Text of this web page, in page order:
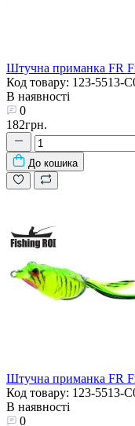
Штучна приманка FR
Код товару: 123-5513-
В наявності
0
182грн.
До кошика
Штучна приманка FR
Код товару: 123-5513-
В наявності
0